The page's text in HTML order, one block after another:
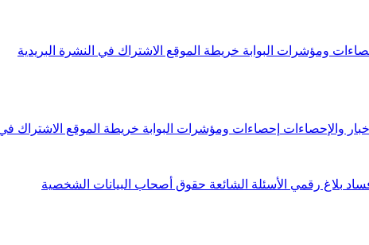
ومؤشرات البوابة خريطة الموقع الاشتراك في النشرة البريدية
والإحصاءات إحصاءات ومؤشرات البوابة خريطة الموقع الاشتراك
بلاغ رقمي الأسئلة الشائعة حقوق أصحاب البيانات الشخصية